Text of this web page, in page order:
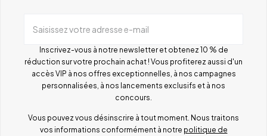
Saisissez votre adresse e-mail
Inscrivez-vous à notre newsletter et obtenez 10 % de
réduction sur votre prochain achat ! Vous profiterez aussi d'un
accès VIP à nos offres exceptionnelles, à nos campagnes
personnalisées, à nos lancements exclusifs et à nos
concours.
Vous pouvez vous désinscrire à tout moment. Nous traitons
vos informations conformément à notre politique de